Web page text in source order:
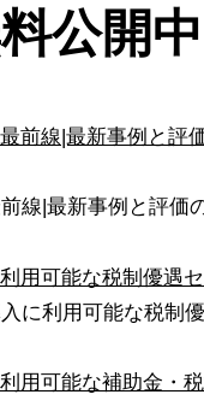
公開中
線|最新事例と評価
に利用可能な税制